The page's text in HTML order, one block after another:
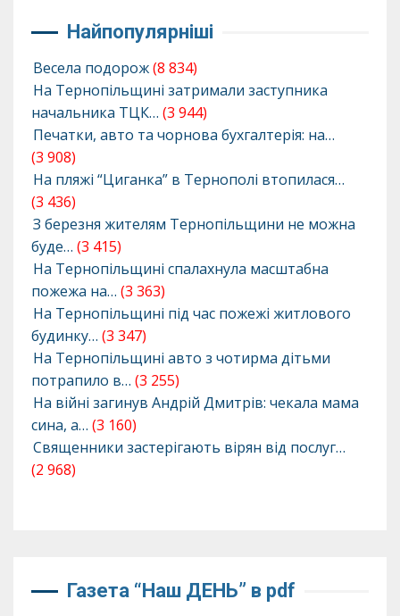
Найпопулярніші
Весела подорож(8 834)
На Тернопільщині затримали заступника
начальника ТЦК… (3 944)
Печатки, авто та чорнова бухгалтерія: на…
(3 908)
На пляжі “Циганка” в Тернополі втопилася…
(3 436)
З березня жителям Тернопільщини не можна
буде… (3 415)
На Тернопільщині спалахнула масштабна
пожежа на… (3 363)
На Тернопільщині під час пожежі житлового
будинку… (3 347)
На Тернопільщині авто з чотирма дітьми
потрапило в… (3 255)
На війні загинув Андрій Дмитрів: чекала мама
сина, а… (3 160)
Священники застерігають вірян від послуг…
(2 968)
Газета “Наш ДЕНЬ” в pdf